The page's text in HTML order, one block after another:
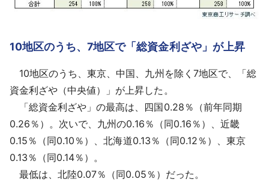
10地区のうち、7地区で「総資金利ざや」が上昇
10地区のうち、東京、中国、九州を除く7地区で、「総
資金利ざや（中央値）」が上昇した。
「総資金利ざや」の最高は、四国0.28％（前年同期
0.26％）。次いで、九州の0.16％（同0.16％）、近畿
0.15％（同0.10％）、北海道0.13％（同0.12％）、東京
0.13％（同0.14％）。
最低は、北陸0.07％（同0.05％）だった。